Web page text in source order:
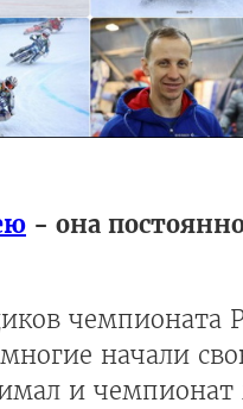
- она
чемпионата
начали
и чемпионат